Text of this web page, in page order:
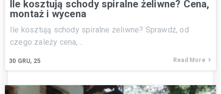
Ile kosztują schody spiralne żeliwne? Cena,
montaż i wycena
30 GRU, 25
Ile kosztują schody spiralne żeliwne? Sprawdź, od
czego zależy cena,…
Read More